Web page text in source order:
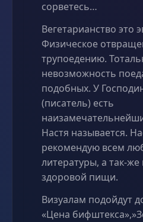
сорветесь…
Вегетарианство это
Физическое
трупоедению.
невозможность
подобных. У
(писатель) есть
Настя называется.
рекомендую всем
литературы, а так-же
здоровой пищи.
Визуалам подойдут
«Цена